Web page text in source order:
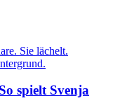
spielt Svenja